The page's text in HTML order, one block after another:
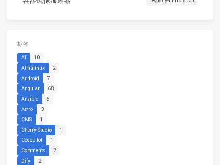
标签
AI
10
Almalinux
2
Android
7
Angular
68
Ansible
6
Astro
3
CMS
1
Cherry-Studio
1
Codepilot
1
Comments
2
Dify
2